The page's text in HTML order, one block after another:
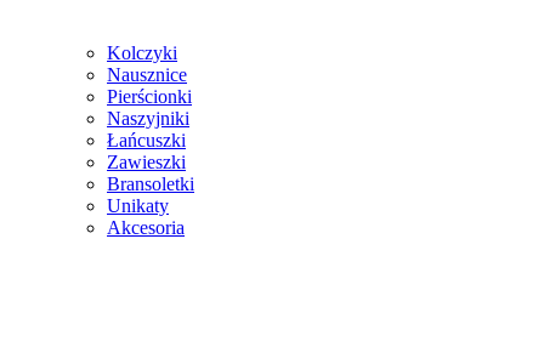
Kolczyki
Nausznice
Pierścionki
Naszyjniki
Łańcuszki
Zawieszki
Bransoletki
Unikaty
Akcesoria